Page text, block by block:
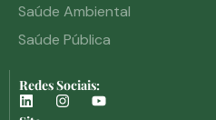
Saúde Ambiental
Saúde Pública
Redes Sociais: